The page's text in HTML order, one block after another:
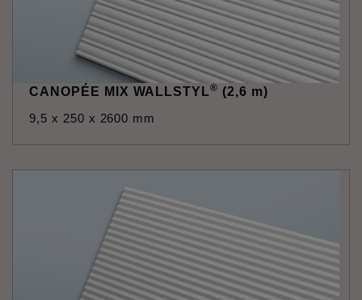
CANOPÉE MIX WALLSTYL® (2,6 m)
9,5 x 250 x 2600 mm